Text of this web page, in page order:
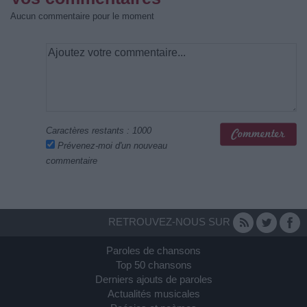
Aucun commentaire pour le moment
Caractères restants : 1000
Prévenez-moi d'un nouveau
commentaire
RETROUVEZ-NOUS SUR
Paroles de chansons
Top 50 chansons
Derniers ajouts de paroles
Actualités musicales